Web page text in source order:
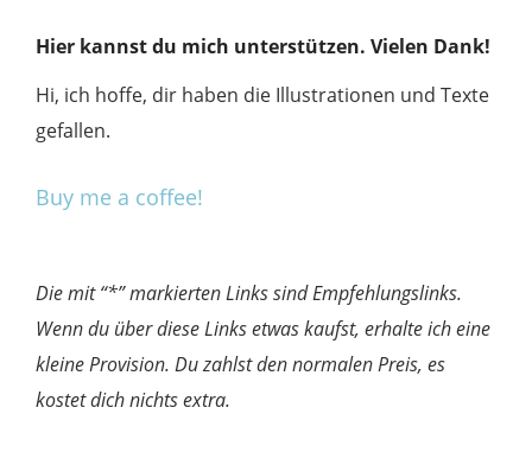
Hier kannst du mich unterstützen. Vielen Dank!
Hi, ich hoffe, dir haben die Illustrationen und Texte
gefallen.
Buy me a coffee!
Die mit “*” markierten Links sind Empfehlungslinks.
Wenn du über diese Links etwas kaufst, erhalte ich eine
kleine Provision. Du zahlst den normalen Preis, es
kostet dich nichts extra.